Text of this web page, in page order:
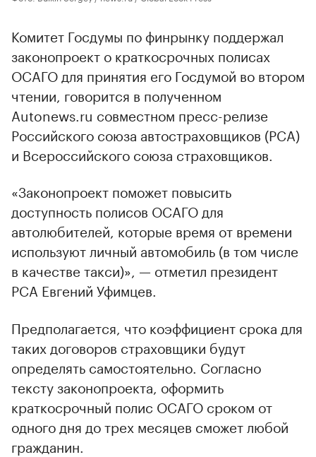
Комитет Госдумы по финрынку поддержал
законопроект о краткосрочных полисах
ОСАГО для принятия его Госдумой во втором
чтении, говорится в полученном
Autonews.ru совместном пресс-релизе
Российского союза автостраховщиков (РСА)
и Всероссийского союза страховщиков.
«Законопроект поможет повысить
доступность полисов ОСАГО для
автолюбителей, которые время от времени
используют личный автомобиль (в том числе
в качестве такси)», — отметил президент
РСА Евгений Уфимцев.
Предполагается, что коэффициент срока для
таких договоров страховщики будут
определять самостоятельно. Согласно
тексту законопроекта, оформить
краткосрочный полис ОСАГО сроком от
одного дня до трех месяцев сможет любой
гражданин.